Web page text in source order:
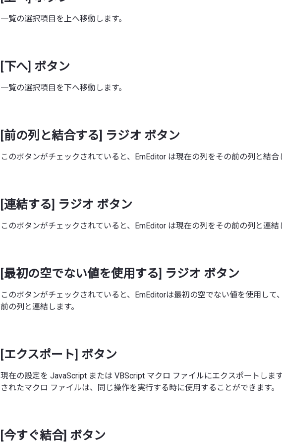
一覧の選択項目を上へ移動します。
[下へ] ボタン
一覧の選択項目を下へ移動します。
[前の列と結合する] ラジオ ボタン
このボタンがチェックされていると、EmEditor は現在の列をその前の列と結合
[連結する] ラジオ ボタン
このボタンがチェックされていると、EmEditor は現在の列をその前の列と連結
[最初の空でない値を使用する] ラジオ ボタン
このボタンがチェックされていると、EmEditorは最初の空でない値を使用して
前の列と連結します。
[エクスポート] ボタン
現在の設定を JavaScript または VBScript マクロ ファイルにエクスポートしま
されたマクロ ファイルは、同じ操作を実行する時に使用することができます。
[今すぐ結合] ボタン